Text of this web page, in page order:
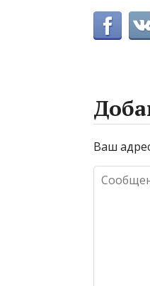
Ваш